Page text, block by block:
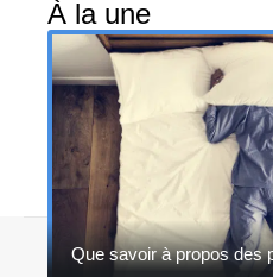
À la une
Que savoir à propos des
Contact Mentions